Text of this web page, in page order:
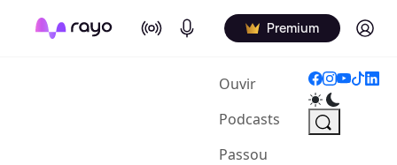
On Air Podcasts Premium Log in
Ouvir(current)
Podcasts
Passou